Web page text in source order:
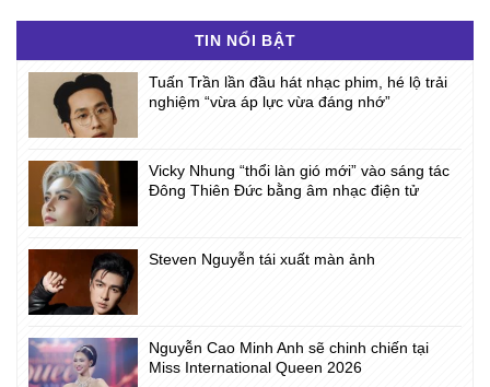
TIN NỔI BẬT
Tuấn Trần lần đầu hát nhạc phim, hé lộ trải
nghiệm “vừa áp lực vừa đáng nhớ”
Vicky Nhung “thổi làn gió mới” vào sáng tác
Đông Thiên Đức bằng âm nhạc điện tử
Steven Nguyễn tái xuất màn ảnh
Nguyễn Cao Minh Anh sẽ chinh chiến tại
Miss International Queen 2026